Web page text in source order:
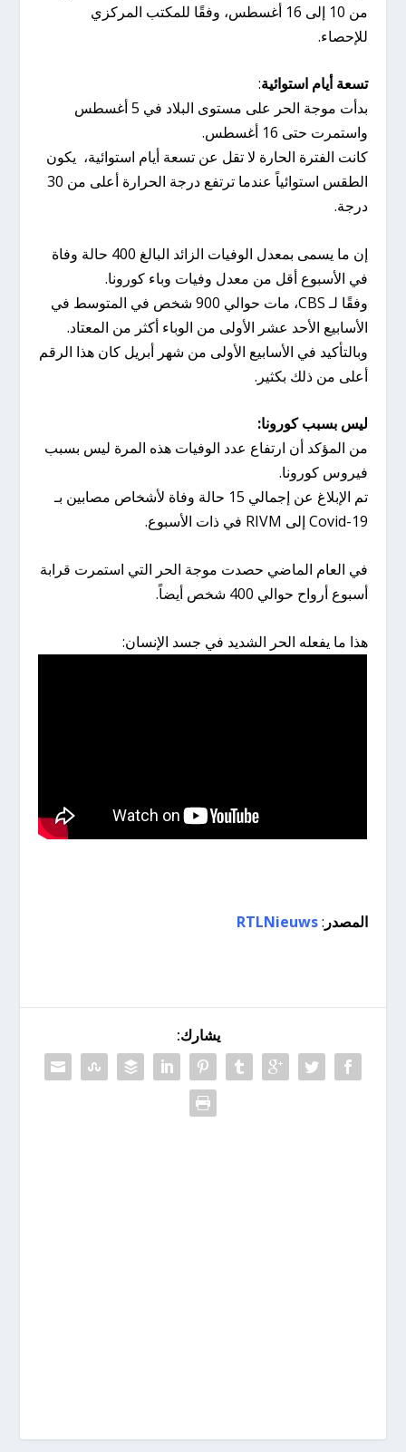
من 10 إلى 16 أغسطس، وفقًا للمكتب المركزي
للإحصاء.
تسعة أيام استوائية:
بدأت موجة الحر على مستوى البلاد في 5 أغسطس
واستمرت حتى 16 أغسطس.
كانت الفترة الحارة لا تقل عن تسعة أيام استوائية، يكون
الطقس استوائياً عندما ترتفع درجة الحرارة أعلى من 30
درجة.
إن ما يسمى بمعدل الوفيات الزائد البالغ 400 حالة وفاة
في الأسبوع أقل من معدل وفيات وباء كورونا.
وفقًا لـ CBS، مات حوالي 900 شخص في المتوسط ​​في
الأسابيع الأحد عشر الأولى من الوباء أكثر من المعتاد.
وبالتأكيد في الأسابيع الأولى من شهر أبريل كان هذا الرقم
أعلى من ذلك بكثير.
ليس بسبب كورونا:
من المؤكد أن ارتفاع عدد الوفيات هذه المرة ليس بسبب
فيروس كورونا.
تم الإبلاغ عن إجمالي 15 حالة وفاة لأشخاص مصابين بـ
Covid-19 إلى RIVM في ذات الأسبوع.
في العام الماضي حصدت موجة الحر التي استمرت قرابة
أسبوع أرواح حوالي 400 شخص أيضاً.
هذا ما يفعله الحر الشديد في جسد الإنسان:
المصدر :
RTLNieuws
يشارك: